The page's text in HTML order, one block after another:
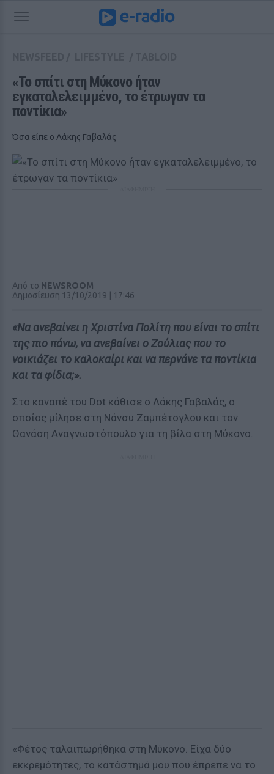
«Το σπίτι στη Μύκονο ήταν
εγκαταλελειμμένο, το έτρωγαν τα
ποντίκια»
Όσα είπε ο Λάκης Γαβαλάς
Από το NEWSROOM
Δημοσίευση 13/10/2019 | 17:46
«Να ανεβαίνει η Χριστίνα Πολίτη που είναι το σπίτι
της πιο πάνω, να ανεβαίνει ο Ζούλιας που το
νοικιάζει το καλοκαίρι και να περνάνε τα ποντίκια
και τα φίδια;».
Στο καναπέ του Dot κάθισε ο Λάκης Γαβαλάς, ο
οποίος μίλησε στη Νάνσυ Ζαμπέτογλου και τον
Θανάση Αναγνωστόπουλο για τη βίλα στη Μύκονο.
«Φέτος ταλαιπωρήθηκα στη Μύκονο. Είχα δύο
εκκρεμότητες, το κατάστημά μου που έπρεπε να το